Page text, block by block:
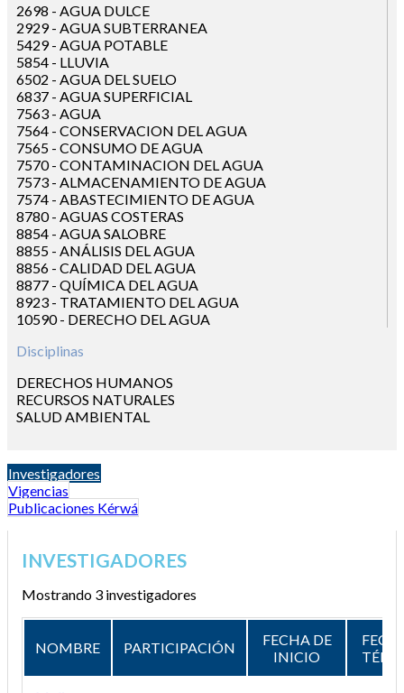
GENERADOS A PARTIR DE REGISTROS HISTÓRICOS
DISPONIBLES, PARA LA MEJORA DEL CONOCIMIENTO
SOBRE LAS DIFERENTES FUENTES DE AGUA EN UNA
MISMA CUENCA Y QUE SIRVAN COMO INSUMO PARA
LAS FUTURAS TOMAS DE DECISIONES SOBRE SU
GESTIÓN.
2698 - AGUA DULCE
2929 - AGUA SUBTERRANEA
5429 - AGUA POTABLE
5854 - LLUVIA
6502 - AGUA DEL SUELO
6837 - AGUA SUPERFICIAL
7563 - AGUA
7564 - CONSERVACION DEL AGUA
7565 - CONSUMO DE AGUA
7570 - CONTAMINACION DEL AGUA
7573 - ALMACENAMIENTO DE AGUA
7574 - ABASTECIMIENTO DE AGUA
8780 - AGUAS COSTERAS
8854 - AGUA SALOBRE
8855 - ANÁLISIS DEL AGUA
8856 - CALIDAD DEL AGUA
8877 - QUÍMICA DEL AGUA
8923 - TRATAMIENTO DEL AGUA
10590 - DERECHO DEL AGUA
Disciplinas
DERECHOS HUMANOS
RECURSOS NATURALES
SALUD AMBIENTAL
Investigadores
Vigencias
Publicaciones Kérwá
INVESTIGADORES
Mostrando 3 investigadores
NOMBRE PARTICIPACIÓN
FECHA DE
INICIO